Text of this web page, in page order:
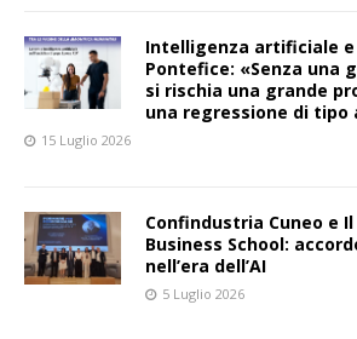
Intelligenza artificiale e
Pontefice: «Senza una
si rischia una grande
una regressione di tipo
15 Luglio 2026
Confindustria Cuneo e Il
Business School:
nell’era dell’AI
5 Luglio 2026